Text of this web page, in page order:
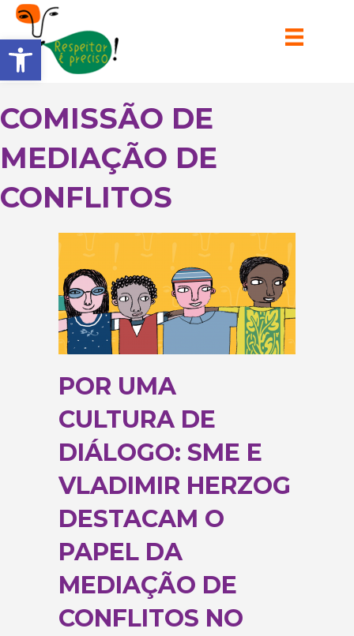
Barra de Ferramentas Aberta
COMISSÃO DE
MEDIAÇÃO DE
CONFLITOS
POR UMA
CULTURA DE
DIÁLOGO: SME E
VLADIMIR HERZOG
DESTACAM O
PAPEL DA
MEDIAÇÃO DE
CONFLITOS NO